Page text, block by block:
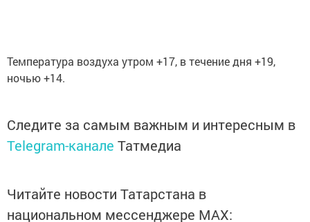
Температура воздуха утром +17, в течение дня +19,
ночью +14.
Следите за самым важным и интересным в
Telegram-канале Татмедиа
Читайте новости Татарстана в
национальном мессенджере MАХ: